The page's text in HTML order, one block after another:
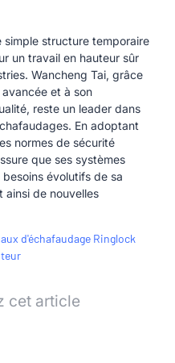
structure temporaire
un travail en hauteur sûr
Wancheng Tai, grâce
et à son
reste un leader dans
En adoptant
normes de sécurité
que ses systèmes
évolutifs de sa
ainsi de nouvelles
d'échafaudage Ringlock
cet article